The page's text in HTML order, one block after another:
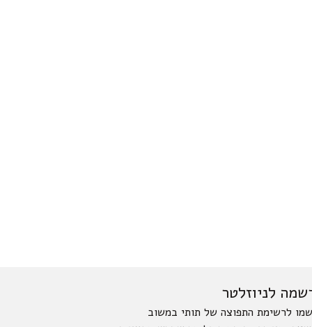
לניוזלטר
לרשימת התפוצה של תותי במשוב